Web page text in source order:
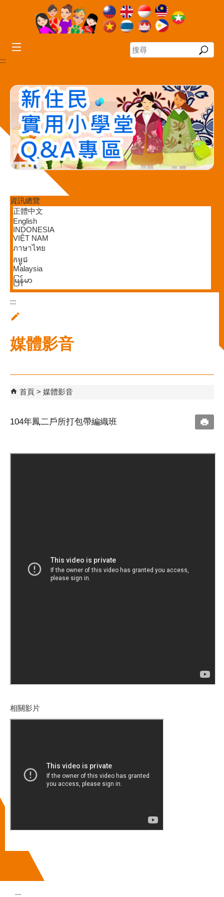
跳到主要內容區塊
搜
尋
:::
資訊總覽
正體中文
English
INDONESIA
VIỆT NAM
ภาษาไทย
កម្ពុជ
Malaysia
မြန်မာ
:::
媒體影音
首頁 媒體影音
104年鳳二戶所打包帶編織班
相關影片
:::